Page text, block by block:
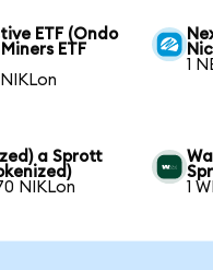
ETF (Ondo
ETF
1
a Sprott
NIKLon
1